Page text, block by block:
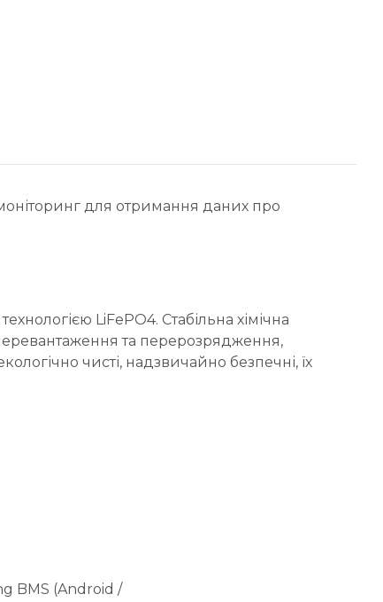
для отримання даних про
LiFePO4. Стабільна хімічна
перевантаження та перерозрядження,
чисті, надзвичайно безпечні, їх
BMS (Android /